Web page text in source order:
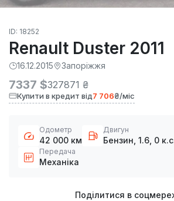
ID: 18252
Renault Duster 2011
16.12.2015 Запоріжжя
7337 $327871 ₴
Купити в кредит від7 706₴/міс
Одометр
42 000 км
Двигун
Бензин, 1.6, 0
Передача
Механіка
Поділитися в